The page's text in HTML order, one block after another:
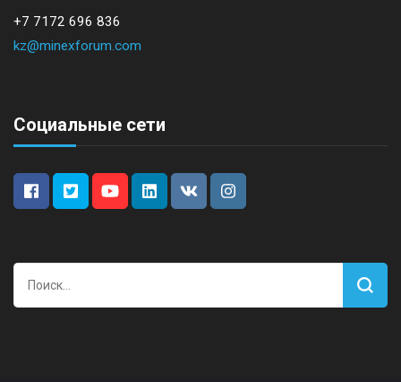
+7 7172 696 836
kz@minexforum.com
Социальные сети
Найти: